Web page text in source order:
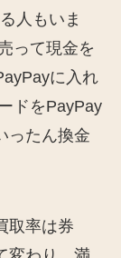
人もいま
って現金を
に入れ
ドをPayPay
ったん換金
取率は券